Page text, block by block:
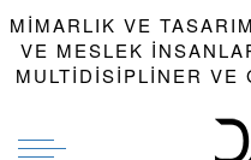
MIMARLIK VE
VE MESLEK
MULTIDISIPLINER VE